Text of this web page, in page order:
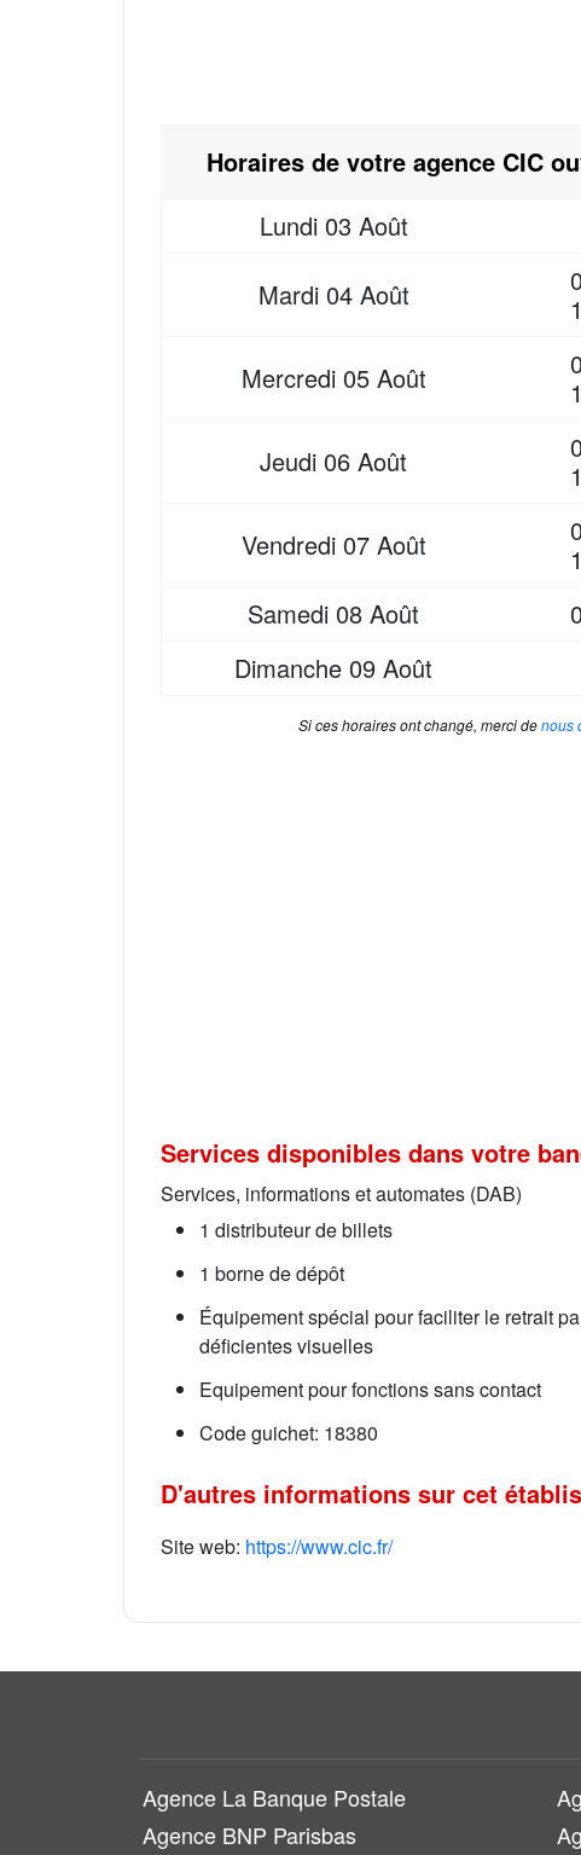
Horaires de votre agence CIC
Lundi 03 Août
Mardi 04 Août
Mercredi 05 Août
Jeudi 06 Août
Vendredi 07 Août
Samedi 08 Août
Dimanche 09 Août
Si ces horaires ont changé, merci denous
Services disponibles dans votre
Services, informations et automates (DAB)
1 distributeur de billets
1 borne de dépôt
Équipement spécial pour faciliter le retrait
déficientes visuelles
Equipement pour fonctions sans contact
Code guichet: 18380
D'autres informations sur cet
Site web: https://www.cic.fr/
Agence La Banque Postale
Agence BNP Parisbas